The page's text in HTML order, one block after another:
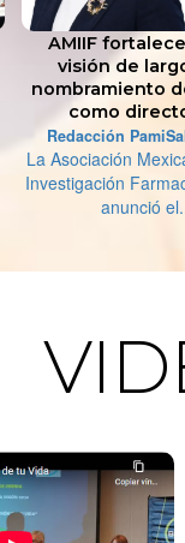
AMIIF
visión de
nombramiento
como
Redacción
La Asociación
Investigación
anunció